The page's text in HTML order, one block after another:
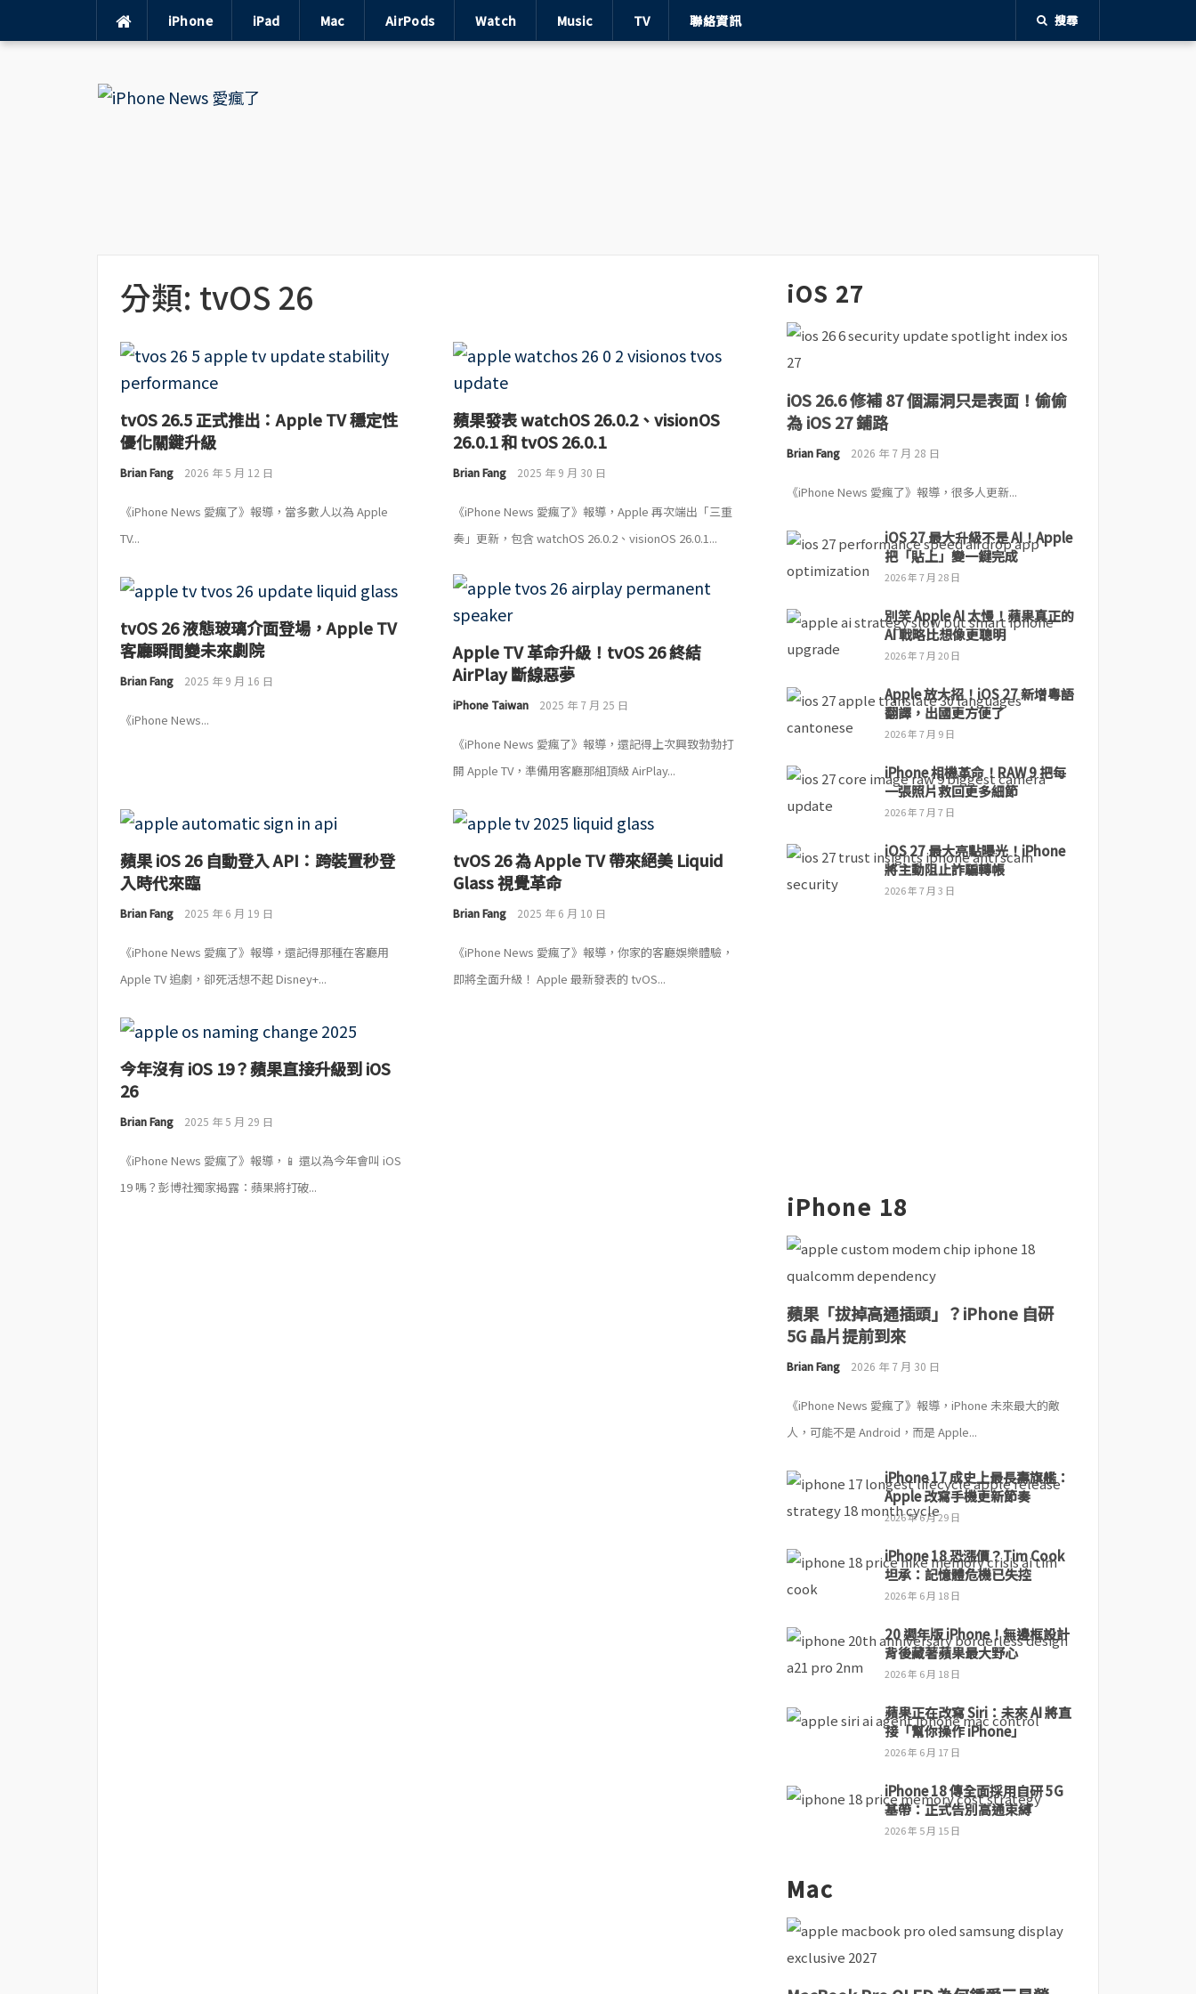
iPhone iPad Mac AirPods Watch Music TV 聯絡資訊 搜尋
分類: tvOS 26
tvOS 26.5 正式推出：Apple TV 穩定性
優化關鍵升級
Brian Fang 2026 年 5 月 12 日
《iPhone News 愛瘋了》報導，當多數人以為 Apple
TV...
蘋果發表 watchOS 26.0.2、visionOS
26.0.1 和 tvOS 26.0.1
Brian Fang 2025 年 9 月 30 日
《iPhone News 愛瘋了》報導，Apple 再次端出「三重
奏」更新，包含 watchOS 26.0.2、visionOS 26.0.1...
tvOS 26 液態玻璃介面登場，Apple TV
客廳瞬間變未來劇院
Brian Fang 2025 年 9 月 16 日
《iPhone News...
Apple TV 革命升級！tvOS 26 終結
AirPlay 斷線惡夢
iPhone Taiwan 2025 年 7 月 25 日
《iPhone News 愛瘋了》報導，還記得上次興致勃勃打
開 Apple TV，準備用客廳那組頂級 AirPlay...
蘋果 iOS 26 自動登入 API：跨裝置秒登
入時代來臨
Brian Fang 2025 年 6 月 19 日
《iPhone News 愛瘋了》報導，還記得那種在客廳用
Apple TV 追劇，卻死活想不起 Disney+...
tvOS 26 為 Apple TV 帶來絕美 Liquid
Glass 視覺革命
Brian Fang 2025 年 6 月 10 日
《iPhone News 愛瘋了》報導，你家的客廳娛樂體驗，
即將全面升級！ Apple 最新發表的 tvOS...
今年沒有 iOS 19？蘋果直接升級到 iOS
26
Brian Fang 2025 年 5 月 29 日
《iPhone News 愛瘋了》報導，📱 還以為今年會叫 iOS
19 嗎？彭博社獨家揭露：蘋果將打破...
iOS 27
iOS 26.6 修補 87 個漏洞只是表面！偷偷
為 iOS 27 鋪路
Brian Fang 2026 年 7 月 28 日
《iPhone News 愛瘋了》報導，很多人更新...
iOS 27 最大升級不是 AI！Apple
把「貼上」變一鍵完成
2026 年 7 月 28 日
別笑 Apple AI 太慢！蘋果真正的
AI 戰略比想像更聰明
2026 年 7 月 20 日
Apple 放大招！iOS 27 新增粵語
翻譯，出國更方便了
2026 年 7 月 9 日
iPhone 相機革命！RAW 9 把每
一張照片救回更多細節
2026 年 7 月 7 日
iOS 27 最大亮點曝光！iPhone
將主動阻止詐騙轉帳
2026 年 7 月 3 日
iPhone 18
蘋果「拔掉高通插頭」？iPhone 自研
5G 晶片提前到來
Brian Fang 2026 年 7 月 30 日
《iPhone News 愛瘋了》報導，iPhone 未來最大的敵
人，可能不是 Android，而是 Apple...
iPhone 17 成史上最長壽旗艦：
Apple 改寫手機更新節奏
2026 年 6 月 29 日
iPhone 18 恐漲價？Tim Cook
坦承：記憶體危機已失控
2026 年 6 月 18 日
20 週年版 iPhone！無邊框設計
背後藏著蘋果最大野心
2026 年 6 月 18 日
蘋果正在改寫 Siri：未來 AI 將直
接「幫你操作 iPhone」
2026 年 6 月 17 日
iPhone 18 傳全面採用自研 5G
基帶：正式告別高通束縛
2026 年 5 月 15 日
Mac